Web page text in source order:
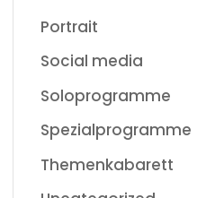
Portrait
Social media
Soloprogramme
Spezialprogramme
Themenkabarett